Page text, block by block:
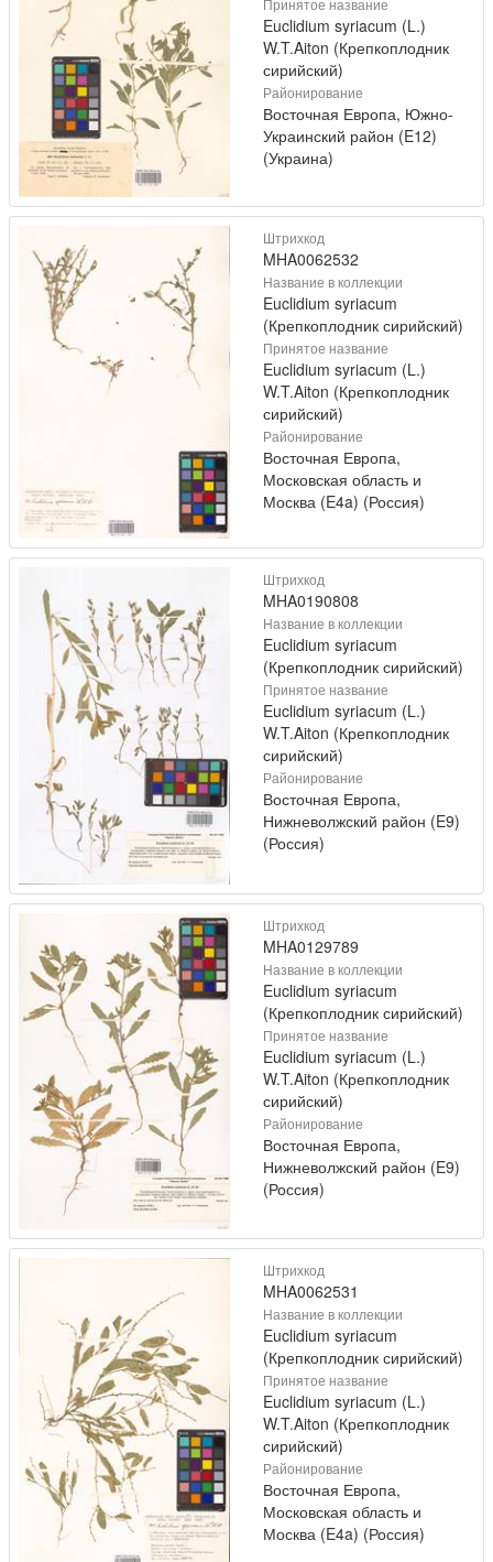
Euclidium syriacum (L.)
W.T.Aiton (Крепкоплодник
сирийский)
Районирование
Восточная Европа, Южно-
Украинский район (E12)
(Украина)
Штрихкод
MHA0062532
Название в коллекции
Euclidium syriacum
(Крепкоплодник сирийский)
Принятое название
Euclidium syriacum (L.)
W.T.Aiton (Крепкоплодник
сирийский)
Районирование
Восточная Европа,
Московская область и
Москва (E4a) (Россия)
Штрихкод
MHA0190808
Название в коллекции
Euclidium syriacum
(Крепкоплодник сирийский)
Принятое название
Euclidium syriacum (L.)
W.T.Aiton (Крепкоплодник
сирийский)
Районирование
Восточная Европа,
Нижневолжский район (E9)
(Россия)
Штрихкод
MHA0129789
Название в коллекции
Euclidium syriacum
(Крепкоплодник сирийский)
Принятое название
Euclidium syriacum (L.)
W.T.Aiton (Крепкоплодник
сирийский)
Районирование
Восточная Европа,
Нижневолжский район (E9)
(Россия)
Штрихкод
MHA0062531
Название в коллекции
Euclidium syriacum
(Крепкоплодник сирийский)
Принятое название
Euclidium syriacum (L.)
W.T.Aiton (Крепкоплодник
сирийский)
Районирование
Восточная Европа,
Московская область и
Москва (E4a) (Россия)